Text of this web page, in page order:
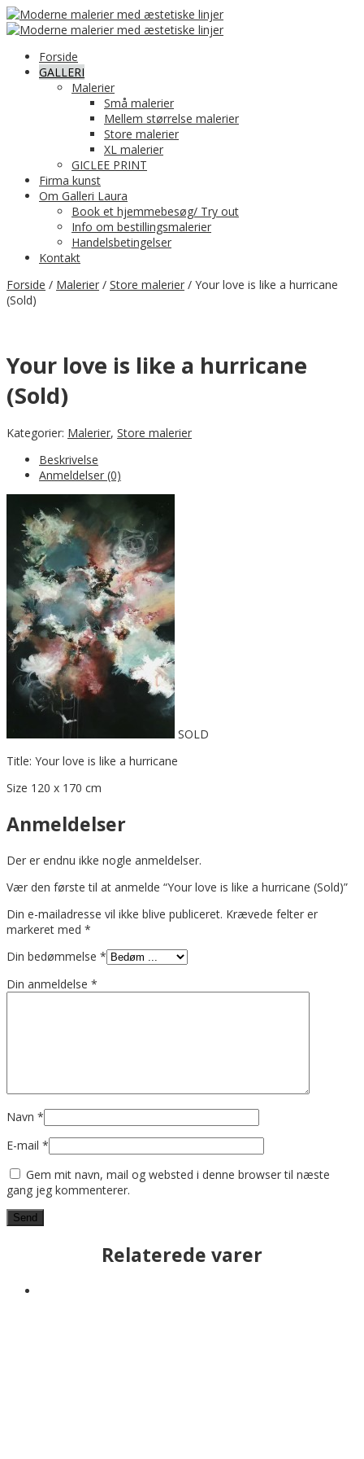
Forside
GALLERI
Malerier
Små malerier
Mellem størrelse malerier
Store malerier
XL malerier
GICLEE PRINT
Firma kunst
Om Galleri Laura
Book et hjemmebesøg/ Try out
Info om bestillingsmalerier
Handelsbetingelser
Kontakt
Forside / Malerier / Store malerier / Your love is like a hurricane
(Sold)
Your love is like a hurricane
(Sold)
Kategorier: Malerier, Store malerier
Beskrivelse
Anmeldelser (0)
SOLD
Title: Your love is like a hurricane
Size 120 x 170 cm
Anmeldelser
Der er endnu ikke nogle anmeldelser.
Vær den første til at anmelde “Your love is like a hurricane (Sold)”
Din e-mailadresse vil ikke blive publiceret. Krævede felter er
markeret med *
Din bedømmelse *
Din anmeldelse *
Navn *
E-mail *
Gem mit navn, mail og websted i denne browser til næste
gang jeg kommenterer.
Relaterede varer